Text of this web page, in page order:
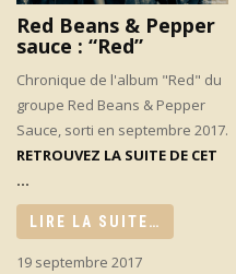
Red Beans & Pepper
sauce : “Red”
Chronique de l'album "Red" du
groupe Red Beans & Pepper
Sauce, sorti en septembre 2017.
RETROUVEZ LA SUITE DE CET
...
LIRE LA SUITE…
19 septembre 2017